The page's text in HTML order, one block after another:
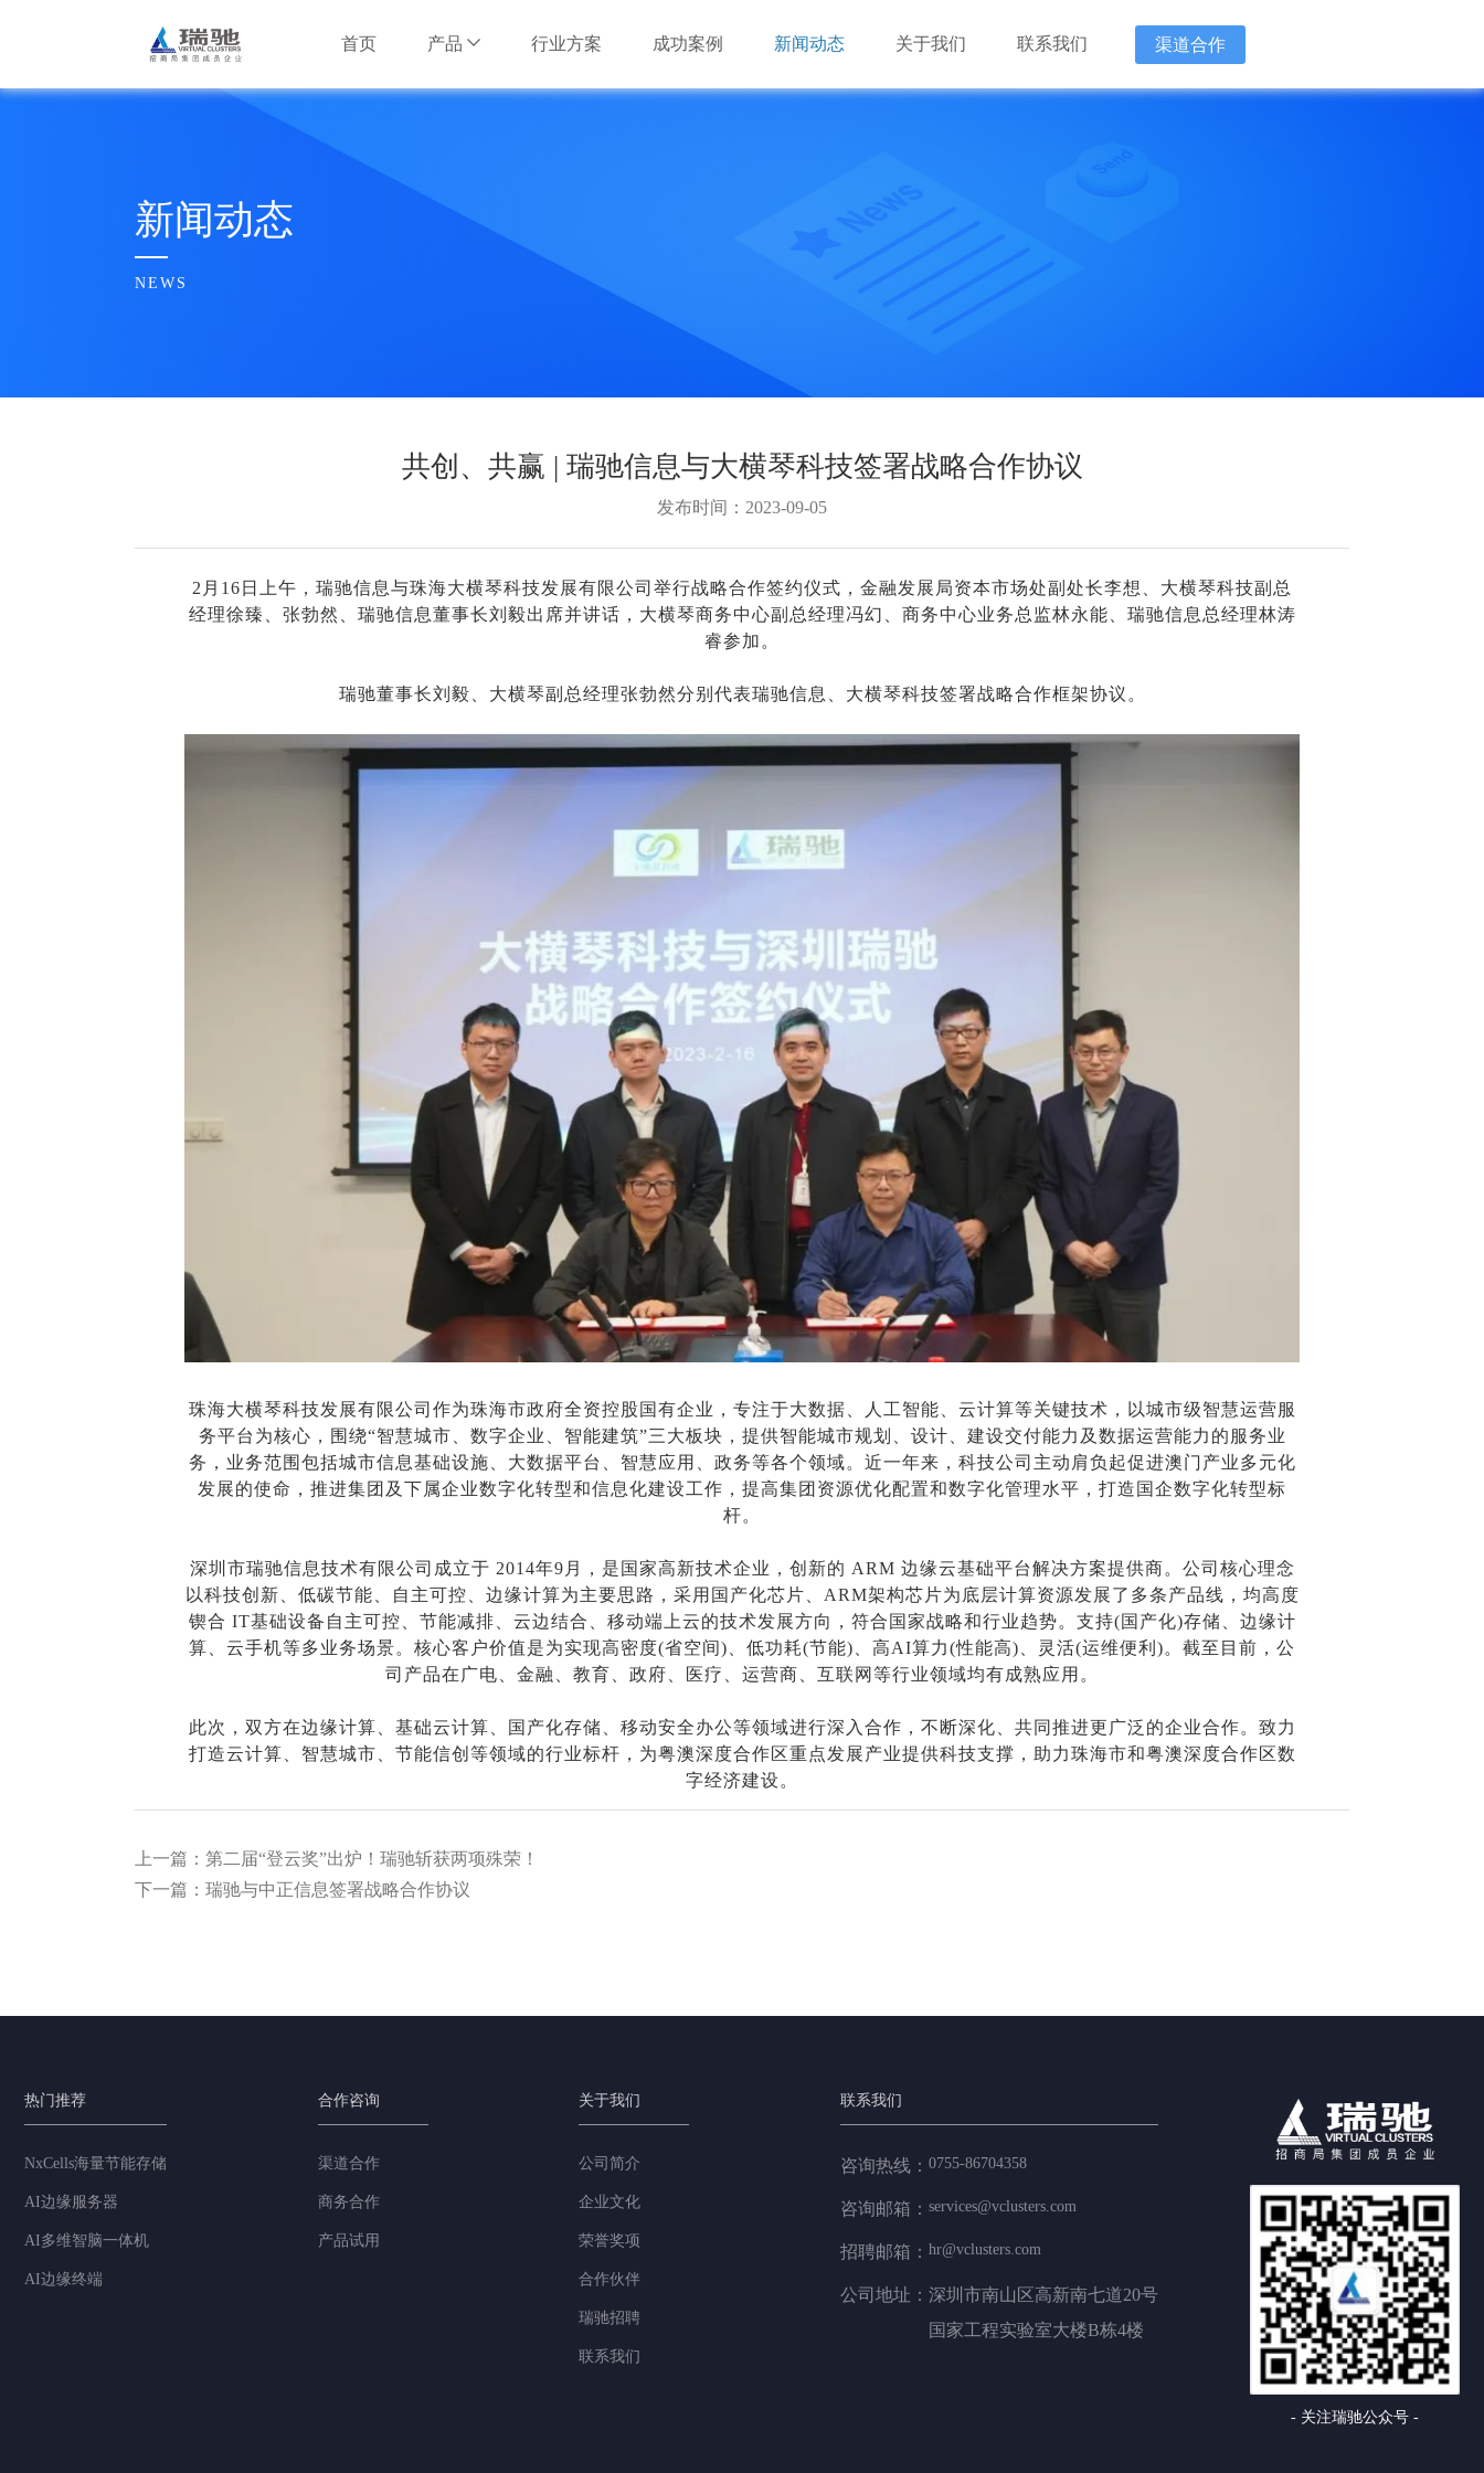
首页 产品
安卓云服务器
NxWork云手机办公平台
招财大模型盒子 边缘盒子 AI视频算法库
云基础设施产品
NxSDS全融合分布式存储管理平台
瑞驰飞腾高性能服务器 鲲鹏双路高性能服务器
行业方案
智慧安防行业
其他行业
成功案例
智慧安防行业
其他行业
新闻动态 关于我们
瑞驰大事记
合作伙伴
瑞驰招聘
联系我们 渠道合作
新闻动态
NEWS
共创、共赢 | 瑞驰信息与大横琴科技签署战略合作协议
发布时间：2023-09-05
2月16日上午，瑞驰信息与珠海大横琴科技发展有限公司举行战略合作签约仪式，金融发展局资本市场处副处长李想、大横琴科技副总
经理徐臻、张勃然、瑞驰信息董事长刘毅出席并讲话，大横琴商务中心副总经理冯幻、商务中心业务总监林永能、瑞驰信息总经理林涛
睿参加。
瑞驰董事长刘毅、大横琴副总经理张勃然分别代表瑞驰信息、大横琴科技签署战略合作框架协议。
珠海大横琴科技发展有限公司作为珠海市政府全资控股国有企业，专注于大数据、人工智能、云计算等关键技术，以城市级智慧运营服
务平台为核心，围绕“智慧城市、数字企业、智能建筑”三大板块，提供智能城市规划、设计、建设交付能力及数据运营能力的服务业
务，业务范围包括城市信息基础设施、大数据平台、智慧应用、政务等各个领域。近一年来，科技公司主动肩负起促进澳门产业多元化
发展的使命，推进集团及下属企业数字化转型和信息化建设工作，提高集团资源优化配置和数字化管理水平，打造国企数字化转型标
杆。
深圳市瑞驰信息技术有限公司成立于 2014年9月，是国家高新技术企业，创新的 ARM 边缘云基础平台解决方案提供商。公司核心理念
以科技创新、低碳节能、自主可控、边缘计算为主要思路，采用国产化芯片、ARM架构芯片为底层计算资源发展了多条产品线，均高度
锲合 IT基础设备自主可控、节能减排、云边结合、移动端上云的技术发展方向，符合国家战略和行业趋势。支持(国产化)存储、边缘计
算、云手机等多业务场景。核心客户价值是为实现高密度(省空间)、低功耗(节能)、高AI算力(性能高)、灵活(运维便利)。截至目前，公
司产品在广电、金融、教育、政府、医疗、运营商、互联网等行业领域均有成熟应用。
此次，双方在边缘计算、基础云计算、国产化存储、移动安全办公等领域进行深入合作，不断深化、共同推进更广泛的企业合作。致力
打造云计算、智慧城市、节能信创等领域的行业标杆，为粤澳深度合作区重点发展产业提供科技支撑，助力珠海市和粤澳深度合作区数
字经济建设。
上一篇：第二届“登云奖”出炉！瑞驰斩获两项殊荣！
下一篇：瑞驰与中正信息签署战略合作协议
热门推荐
NxCells海量节能存储
AI边缘服务器
AI多维智脑一体机
AI边缘终端
合作咨询
渠道合作
商务合作
产品试用
关于我们
公司简介
企业文化
荣誉奖项
合作伙伴
瑞驰招聘
联系我们
联系我们
咨询热线： 0755-86704358
咨询邮箱： services@vclusters.com
招聘邮箱： hr@vclusters.com
公司地址： 深圳市南山区高新南七道20号
国家工程实验室大楼B栋4楼
- 关注瑞驰公众号 -